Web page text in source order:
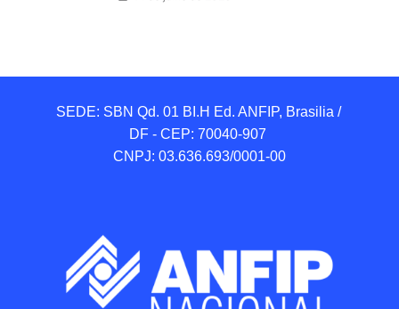
SEDE: SBN Qd. 01 BI.H Ed. ANFIP, Brasilia /
DF - CEP: 70040-907
CNPJ: 03.636.693/0001-00